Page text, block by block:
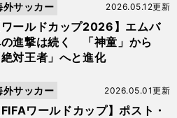
ワールドカップ2026】エムバ
進撃は続く 「神童」から
絶対王者」へと進化
2026.05.12更新
外サッカー
FIFAワールドカップ】ポスト・
2026.05.01更新
外サッカー